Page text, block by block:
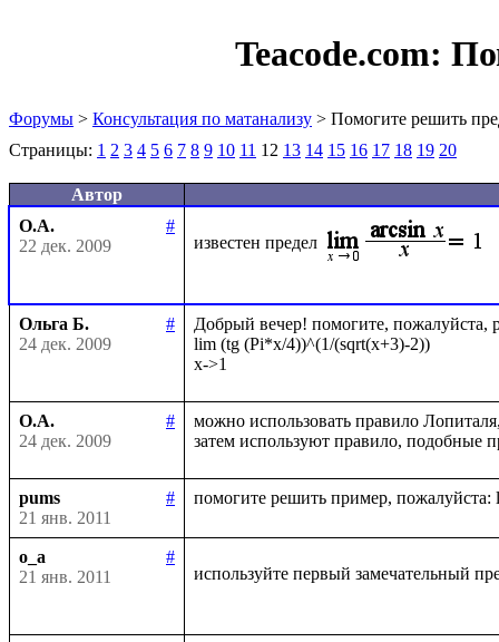
Teacode.com:
Форумы > Консультация по матанализу > Помогите решить
Страницы: 1 2 3 4 5 6 7 8 9 10 11 12 13 14 15 16 17 18 19 20
Автор
О.А.
#
22 дек. 2009
известен предел
Ольга Б.
#
24 дек. 2009
Добрый вечер! помогите,
lim (tg (Pi*x/4))^(1/(sqrt(x+3)-2))
О.А.
#
24 дек. 2009
можно использовать правило
pums
#
21 янв. 2011
o_a
#
21 янв. 2011
используйте первый замечательный